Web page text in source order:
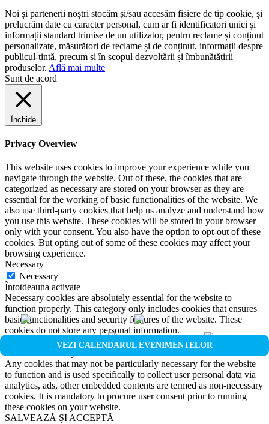
VEZI CALENDARUL EVENIMENTELOR
Noi și partenerii noștri stocăm și/sau accesăm fisiere de tip cookie, și
prelucrăm date cu caracter personal, cum ar fi identificatori unici și
informații standard trimise de un utilizator, pentru reclame și conținut
personalizate, măsurători de reclame și de conținut, informații despre
publicul-țintă, precum și în scopul dezvoltării și îmbunătățirii
produselor. Află mai multe
Sunt de acord
Închide
Privacy Overview
This website uses cookies to improve your experience while you
navigate through the website. Out of these, the cookies that are
categorized as necessary are stored on your browser as they are
essential for the working of basic functionalities of the website. We
also use third-party cookies that help us analyze and understand how
you use this website. These cookies will be stored in your browser
only with your consent. You also have the option to opt-out of these
cookies. But opting out of some of these cookies may affect your
browsing experience.
Necessary
Necessary
Întotdeauna activate
Necessary cookies are absolutely essential for the website to
function properly. This category only includes cookies that ensures
basic functionalities and security features of the website. These
cookies do not store any personal information.
Non-necessary
Any cookies that may not be particularly necessary for the website
to function and is used specifically to collect user personal data via
analytics, ads, other embedded contents are termed as non-necessary
cookies. It is mandatory to procure user consent prior to running
these cookies on your website.
SALVEAZĂ ȘI ACCEPTĂ